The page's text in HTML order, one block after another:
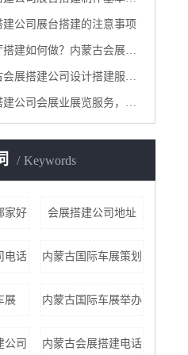
建公司展台搭建的注意事项
？内蒙古会展搭建公司这4个服务阶段要做好
建公司设计搭建服务流程是怎样的？
业展览服务，怎一个搭建就可以涵盖？
Keywords
家好 会展搭建公司地址
电话 内蒙古国际车展策划
展 内蒙古国际车展举办
公司 内蒙古会展搭建电话